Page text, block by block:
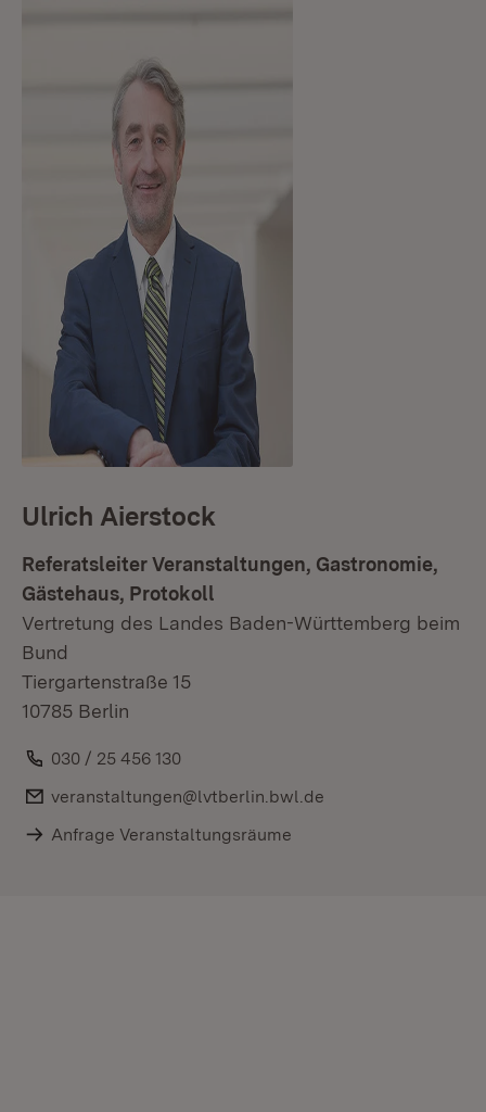
Ulrich Aierstock
Referatsleiter Veranstaltungen, Gastronomie,
Gästehaus, Protokoll
Vertretung des Landes Baden-Württemberg beim
Bund
Tiergartenstraße 15
10785 Berlin
Telefon:
030 / 25 456 130
E-Mail:
veranstaltungen@lvtberlin.bwl.de
Anfrage Veranstaltungsräume